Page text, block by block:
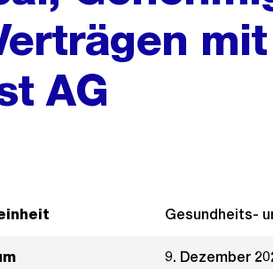
mit
AG
Gesundheits-
9. Dezember